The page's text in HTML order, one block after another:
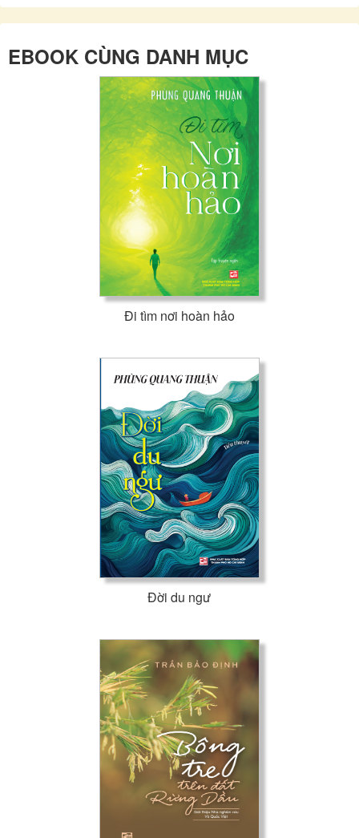
EBOOK CÙNG DANH MỤC
Đi tìm nơi hoàn hảo
Đời du ngư